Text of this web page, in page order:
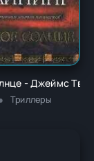
- Джеймс
Триллеры